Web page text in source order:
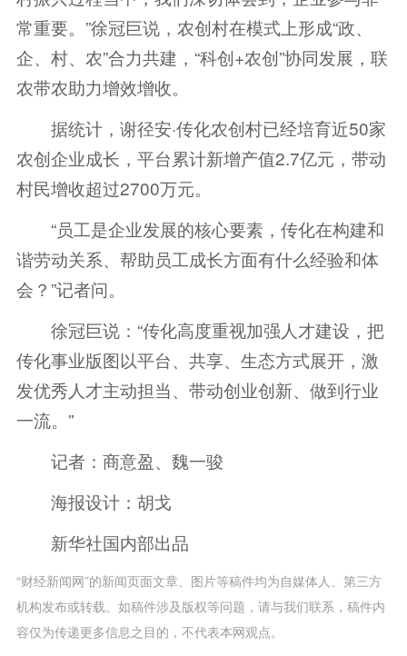
常重要。”徐冠巨说，农创村在模式上形成“政、
企、村、农”合力共建，“科创+农创”协同发展，联
农带农助力增效增收。
据统计，谢径安·传化农创村已经培育近50家
农创企业成长，平台累计新增产值2.7亿元，带动
村民增收超过2700万元。
“员工是企业发展的核心要素，传化在构建和
谐劳动关系、帮助员工成长方面有什么经验和体
会？”记者问。
徐冠巨说：“传化高度重视加强人才建设，把
传化事业版图以平台、共享、生态方式展开，激
发优秀人才主动担当、带动创业创新、做到行业
一流。”
记者：商意盈、魏一骏
海报设计：胡戈
新华社国内部出品
“财经新闻网”的新闻页面文章、图片等稿件均为自媒体人、第三方
机构发布或转载。如稿件涉及版权等问题，请与我们联系，稿件内
容仅为传递更多信息之目的，不代表本网观点。